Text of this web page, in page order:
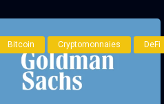
Bitcoin Cryptomonnaies DeFi